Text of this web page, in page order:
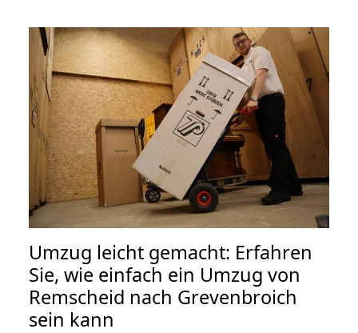
Umzug leicht gemacht: Erfahren
Sie, wie einfach ein Umzug von
Remscheid nach Grevenbroich
sein kann